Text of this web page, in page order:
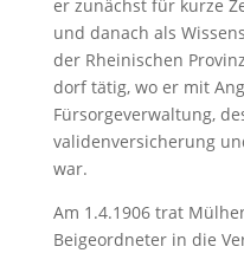
er zunächst für kur­ze
und da­nach als
der Rhei­ni­schen
dorf tä­tig, wo er mit
Fürsorgeverwaltung,
va­li­den­ver­si­che­rung
war.
Am 1.4.1906 trat
Bei­ge­ord­ne­ter in die